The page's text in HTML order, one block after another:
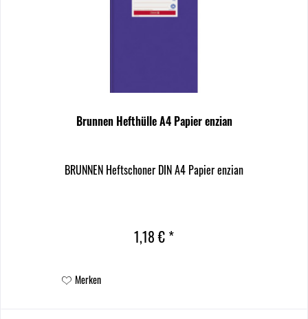
Brunnen Hefthülle A4 Papier enzian
BRUNNEN Heftschoner DIN A4 Papier enzian
1,18 € *
Merken